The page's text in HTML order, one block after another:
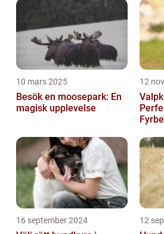
10 mars 2025
Besök en moosepark: En
magisk upplevelse
12
16 september 2024 12